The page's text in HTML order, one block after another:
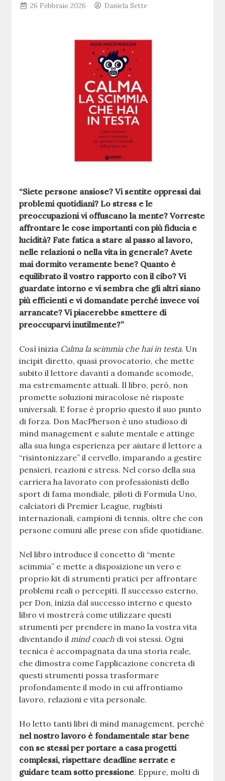
26 Febbraio 2026 Daniela Sette
“Siete persone ansiose? Vi sentite oppressi dai
problemi quotidiani? Lo stress e le
preoccupazioni vi offuscano la mente? Vorreste
affrontare le cose importanti con più fiducia e
lucidità? Fate fatica a stare al passo al lavoro,
nelle relazioni o nella vita in generale? Avete
mai dormito veramente bene? Quanto è
equilibrato il vostro rapporto con il cibo? Vi
guardate intorno e vi sembra che gli altri siano
più efficienti e vi domandate perché invece voi
arrancate? Vi piacerebbe smettere di
preoccuparvi inutilmente?”
Così inizia Calma la scimmia che hai in testa. Un
incipit diretto, quasi provocatorio, che mette
subito il lettore davanti a domande scomode,
ma estremamente attuali. Il libro, però, non
promette soluzioni miracolose né risposte
universali. E forse è proprio questo il suo punto
di forza. Don MacPherson è uno studioso di
mind management e salute mentale e attinge
alla sua lunga esperienza per aiutare il lettore a
“risintonizzare” il cervello, imparando a gestire
pensieri, reazioni e stress. Nel corso della sua
carriera ha lavorato con professionisti dello
sport di fama mondiale, piloti di Formula Uno,
calciatori di Premier League, rugbisti
internazionali, campioni di tennis, oltre che con
persone comuni alle prese con sfide quotidiane.
Nel libro introduce il concetto di “mente
scimmia” e mette a disposizione un vero e
proprio kit di strumenti pratici per affrontare
problemi reali o percepiti. Il successo esterno,
per Don, inizia dal successo interno e questo
libro vi mostrerà come utilizzare questi
strumenti per prendere in mano la vostra vita
diventando ilmind coach di voi stessi. Ogni
tecnica è accompagnata da una storia reale,
che dimostra come l’applicazione concreta di
questi strumenti possa trasformare
profondamente il modo in cui affrontiamo
lavoro, relazioni e vita personale.
Ho letto tanti libri di mind management, perché
nel nostro lavoro è fondamentale star bene
con se stessi per portare a casa progetti
complessi, rispettare deadline serrate e
guidare team sotto pressione. Eppure, molti di